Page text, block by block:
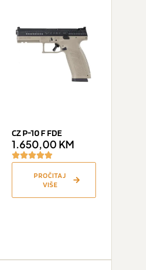
CZ P-10 F FDE
1.650,00 KM
PROČITAJ
VIŠE